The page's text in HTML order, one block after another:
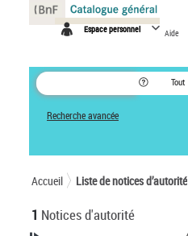
Espace personnel Aide
Tout
Recherche avancée
Accueil Liste de notices d’autorité
1 Notices d'autorité
Panneau de gestion des cookies